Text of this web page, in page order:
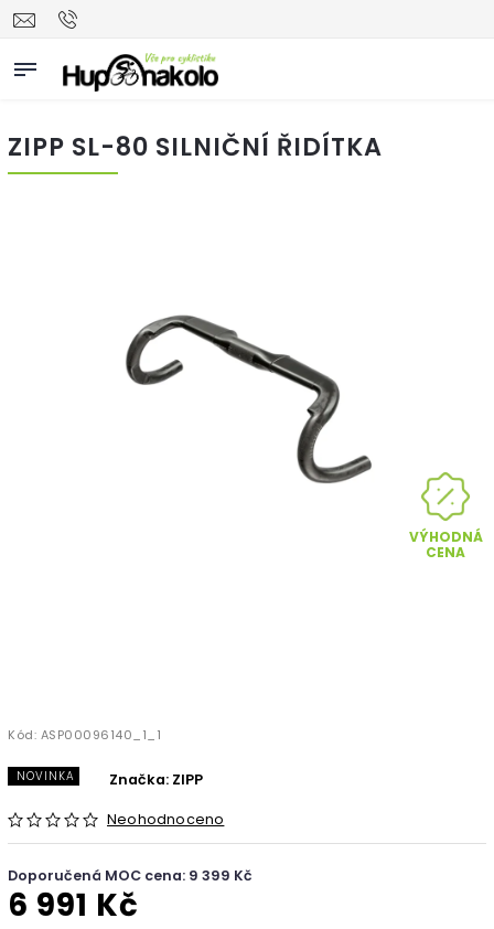
ZIPP SL-80 SILNIČNÍ ŘIDÍTKA
VÝHODNÁ
CENA
Kód: ASP00096140_1_1
NOVINKA
Neohodnoceno
Značka: ZIPP
Doporučená MOC cena: 9 399 Kč
6 991 Kč